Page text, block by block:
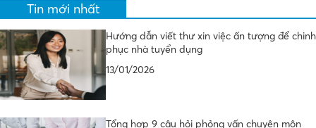
Tin mới nhất
Hướng dẫn viết thư xin việc ấn tượng để chinh
phục nhà tuyển dụng
13/01/2026
Tổng hợp 9 câu hỏi phỏng vấn chuyên môn